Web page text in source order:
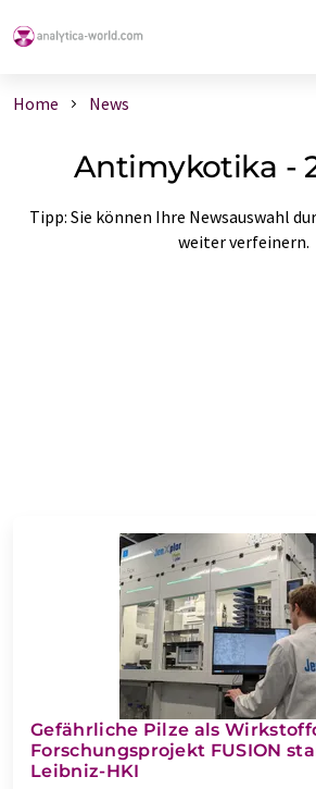
Home News
Antimykotika -
Tipp: Sie können Ihre Newsauswahl
weiter verfeinern.
Gefährliche Pilze als
Forschungsprojekt FUSION
Leibniz-HKI